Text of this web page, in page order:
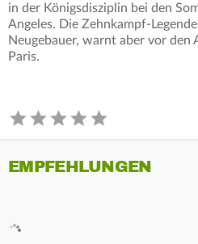
in der Königsdisziplin bei den
Angeles. Die Zehnkampf-
Neugebauer, warnt aber vor den
Paris.
EMPFEHLUNGEN